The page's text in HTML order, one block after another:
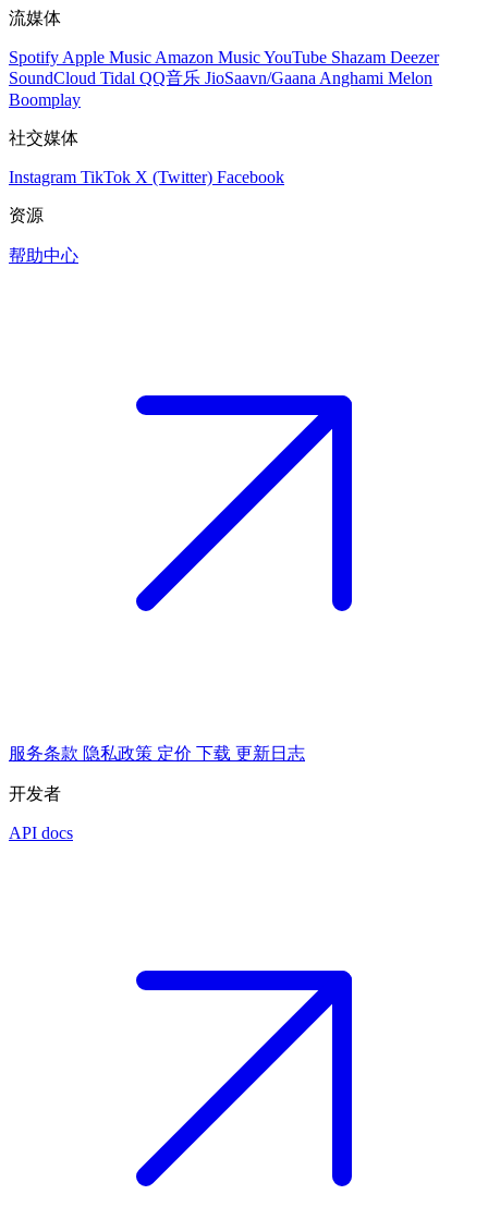
流媒体
Spotify Apple Music Amazon MusicYouTube Shazam Deezer
SoundCloud Tidal QQ音乐 JioSaavn/Gaana Anghami Melon
Boomplay
社交媒体
Instagram TikTok X (Twitter) Facebook
资源
帮助中心
服务条款 隐私政策 定价 下载 更新日志
开发者
API docs